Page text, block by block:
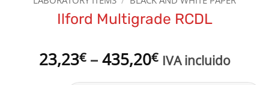
Ilford Multigrade RCDL
23,23€ – 435,20€Price
IVA incluido